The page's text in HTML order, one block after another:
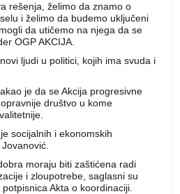
rešenja, želimo da znamo o
i želimo da budemo uključeni
da utičemo na njega da se
OGP AKCIJA.
ljudi u politici, kojih ima svuda i
je da se Akcija progresivne
društvo u kome
socijalnih i ekonomskih
moraju biti zaštićena radi
i zloupotrebe, saglasni su
Akta o koordinaciji.